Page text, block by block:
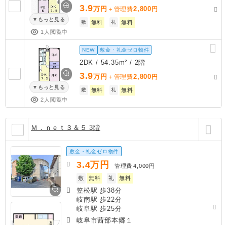
もっと見る
1人閲覧中
3.9万円 ＋管理費2,800 円
敷 無料 礼 無料
もっと見る
2人閲覧中
NEW 敷金・礼金ゼロ物件
2DK / 54.35m² / 2階
3.9万円 ＋管理費2,800 円
敷 無料 礼 無料
Ｍ．ｎｅｔ３＆５ 3階
敷金・礼金ゼロ物件
3.4万円 管理費 4,000円
敷
無料 礼 無料
笠松駅 歩38分
岐南駅 歩22分
岐阜駅 歩25分
岐阜市茜部本郷１